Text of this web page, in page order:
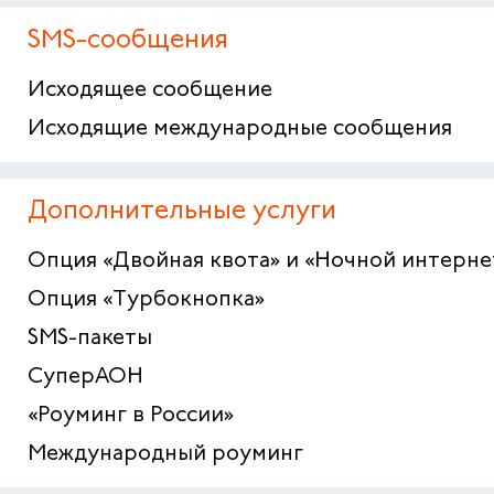
SMS-сообщения
Исходящее сообщение
Исходящие международные сообщения
Дополнительные услуги
Опция «Двойная квота» и «Ночной
Опция «Турбокнопка»
SMS-пакеты
СуперАОН
«Роуминг в России»
Международный роуминг